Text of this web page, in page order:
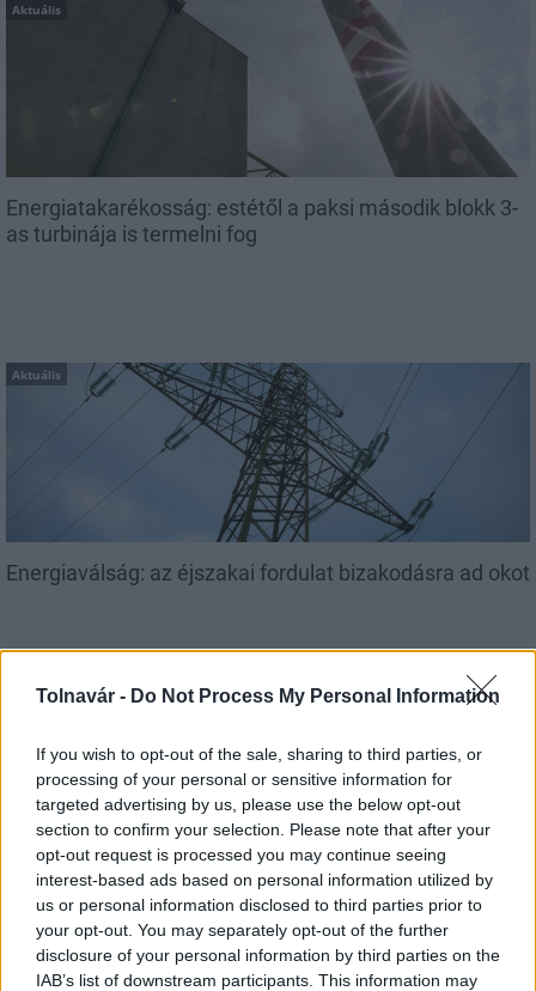
Tolnavár - Do Not Process My Personal Information
If you wish to opt-out of the sale, sharing to third parties, or
processing of your personal or sensitive information for
targeted advertising by us, please use the below opt-out
section to confirm your selection. Please note that after your
opt-out request is processed you may continue seeing
interest-based ads based on personal information utilized by
us or personal information disclosed to third parties prior to
your opt-out. You may separately opt-out of the further
disclosure of your personal information by third parties on the
IAB’s list of downstream participants. This information may
Aktuális
Energiatakarékosság: estétől a paksi második blokk 3-
as turbinája is termelni fog
Aktuális
Energiaválság: az éjszakai fordulat bizakodásra ad okot
Paks: hétfőn és talán még kedden üzemben tartható
az utolsó turbina